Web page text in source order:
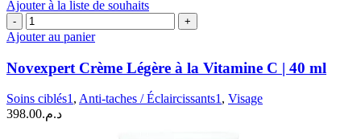
Ajouter à la liste de souhaits
quantité
de
Novexpert
Légère
la
Vitamine
Ajouter au panier
Novexpert Crème Légère à la Vitamine C | 40 ml
Soins ciblés1, Anti-taches / Éclaircissants1, Visage
د.م.398.00